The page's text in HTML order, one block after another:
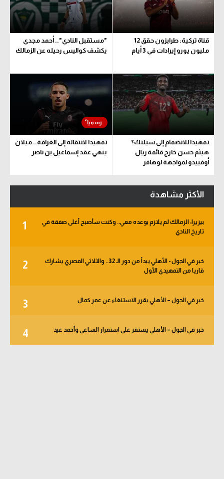
قناة تركية: طرابزون حقق 12
مليون يورو إيرادات في 3 أيام
"مستقبل النادي".. أحمد مجدي
يكشف كواليس رحيله عن الزمالك
تمهيدا للانضمام إلى سيلتك؟
هيثم حسن خارج قائمة ريال
أوفييدو لمواجهة لوهافر
تمهيدا لانتقاله إلى الغرافة.. ميلان
ينهي عقد إسماعيل بن ناصر
الأكثر مشاهدة
1
بيزيرا: الزمالك لم يلتزم بوعده معي.. وكنت سأصبح أغلى صفقة في
تاريخ النادي
2
خبر في الجول - الأهلي يبدأ من دور الـ 32.. والثلاثي المصري يشارك
قاريا من التمهيدي الأول
3 خبر في الجول – الأهلي يقرر الاستنغاء عن عمر كمال
4 خبر في الجول – الأهلي يستقر على استمرار الساعي وأحمد عيد